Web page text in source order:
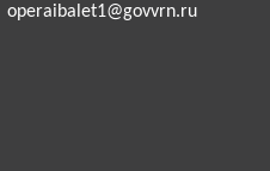
operaibalet1@govvrn.ru